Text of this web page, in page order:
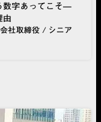
数字あってこそ—
由
社取締役 / シニア